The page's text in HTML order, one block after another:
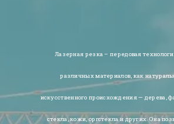
Лазерная резка – передовая
различных материалов, как
искусственного происхождения — дерева,
стекла, кожи, оргстекла и других. Она